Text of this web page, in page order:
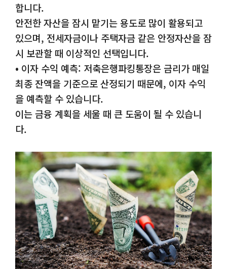
합니다.
안전한 자산을 잠시 맡기는 용도로 많이 활용되고
있으며, 전세자금이나 주택자금 같은 안정자산을 잠
시 보관할 때 이상적인 선택입니다.
• 이자 수익 예측: 저축은행파킹통장은 금리가 매일
최종 잔액을 기준으로 산정되기 때문에, 이자 수익
을 예측할 수 있습니다.
이는 금융 계획을 세울 때 큰 도움이 될 수 있습니
다.